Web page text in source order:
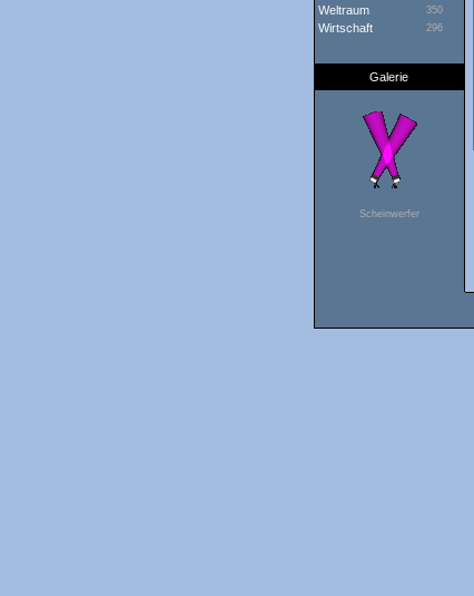
Weltraum 350
Wirtschaft 296
Galerie
Scheinwerfer